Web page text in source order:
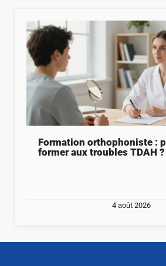
Formation orthophoniste :
former aux troubles TDAH ?
4 août 2026